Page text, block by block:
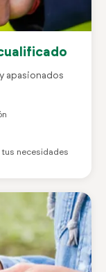
apasionados
necesidades